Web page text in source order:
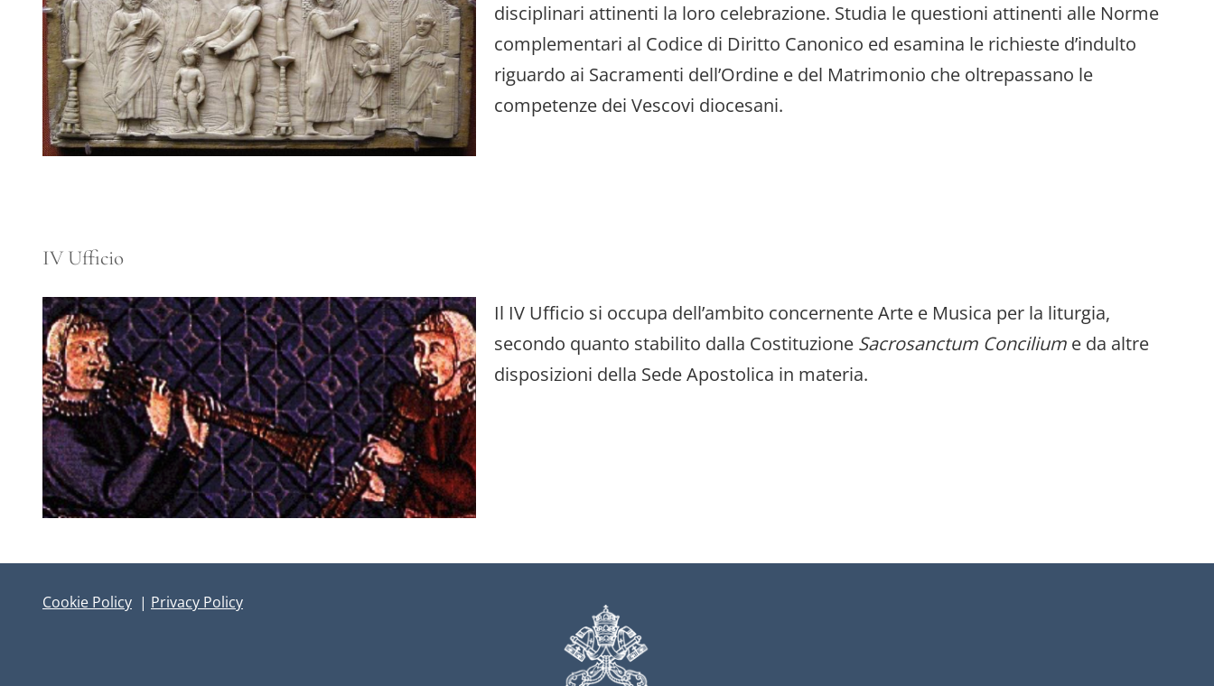
disciplinari attinenti la loro celebrazione. Studia le questioni attinenti alle Norme
complementari al Codice di Diritto Canonico ed esamina le richieste d’indulto
riguardo ai Sacramenti dell’Ordine e del Matrimonio che oltrepassano le
competenze dei Vescovi diocesani.
IV Ufficio
Il IV Ufficio si occupa dell’ambito concernente Arte e Musica per la liturgia,
secondo quanto stabilito dalla Costituzione Sacrosanctum Concilium e da altre
disposizioni della Sede Apostolica in materia.
Cookie Policy | Privacy Policy